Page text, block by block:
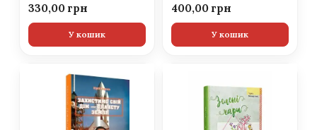
330,00
У кошик
400,00
У кошик